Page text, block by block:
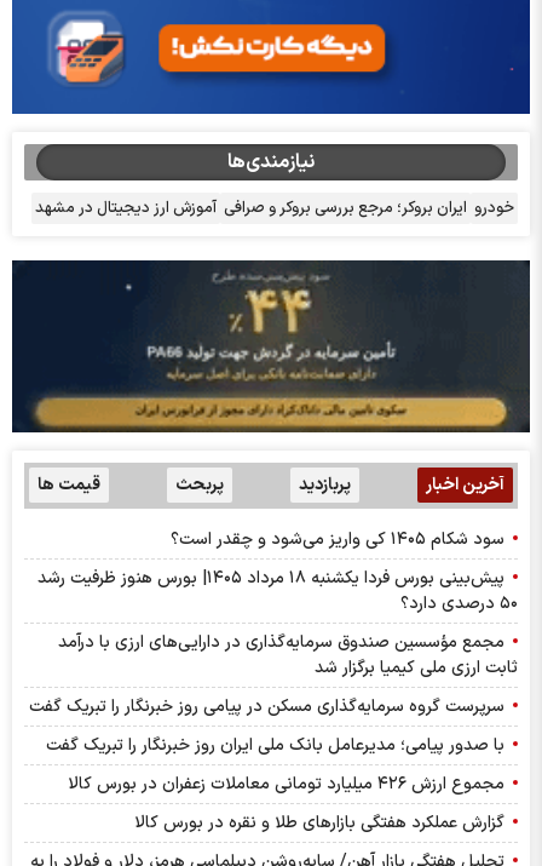
نیازمندی‌ها
خودرو ایران بروکر؛ مرجع بررسی بروکر و صرافی آموزش ارز دیجیتال در مشهد
آخرین اخبار پربازدید پربحث قیمت ها
سود شکام ۱۴۰۵ کی واریز می‌شود و چقدر است؟
پیش‌بینی بورس فردا یکشنبه ۱۸ مرداد ۱۴۰۵| بورس هنوز ظرفیت رشد
۵۰ درصدی دارد؟
مجمع مؤسسین صندوق سرمایه‌گذاری در دارایی‌های ارزی با درآمد
ثابت ارزی ملی کیمیا برگزار شد
سرپرست گروه سرمایه‌گذاری مسکن در پیامی روز خبرنگار را تبریک گفت
با صدور پیامی؛ مدیرعامل بانک ملی ایران روز خبرنگار را تبریک گفت
مجموع ارزش ۴۲۶ میلیارد تومانی معاملات زعفران در بورس کالا
گزارش عملکرد هفتگی بازارهای طلا و نقره در بورس کالا